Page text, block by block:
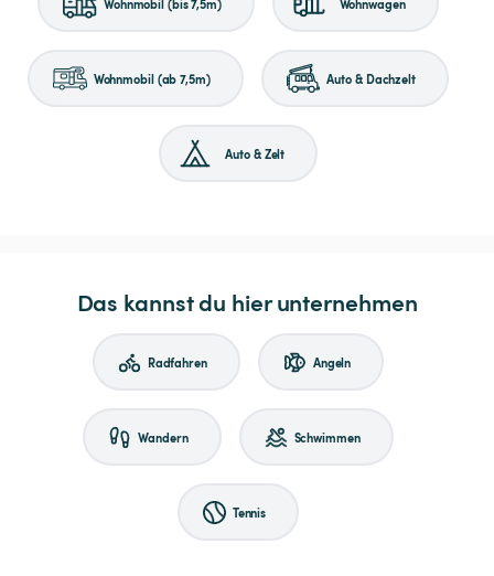
Wohnmobil (ab 7,5m) Auto & Dachzelt
Auto & Zelt
Das kannst du hier unternehmen
Radfahren Angeln
Wandern Schwimmen
Tennis